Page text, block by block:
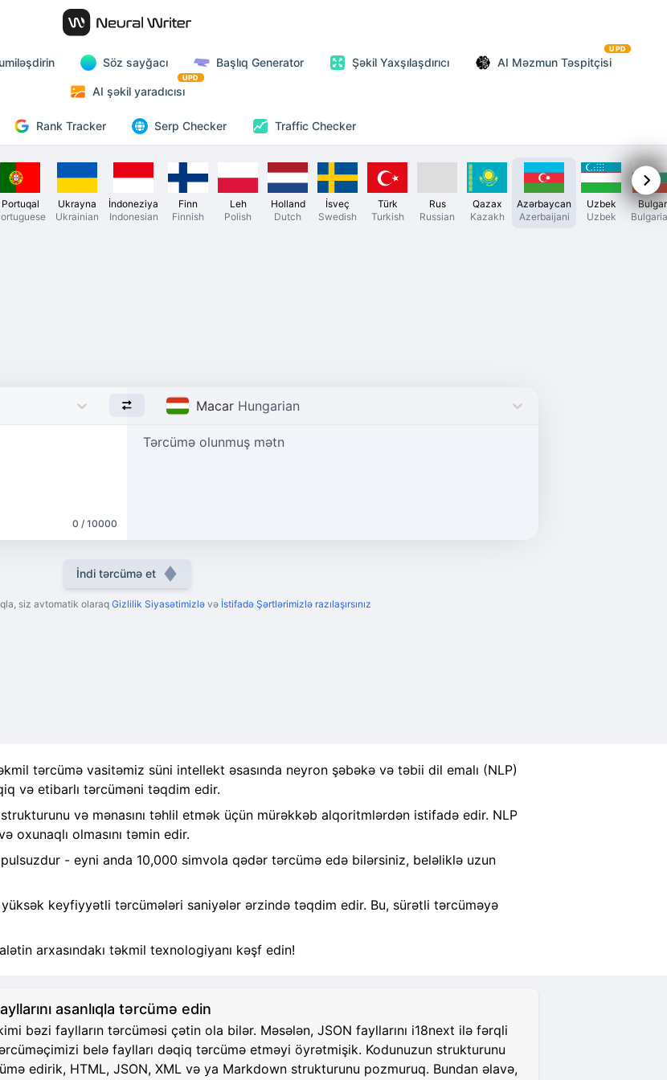
Söz sayğacı Başlıq Generator Şəkil Yaxşılaşdırıcı AI Məzmun Təspitçisi
UPD
AI şəkil yaradıcısı
UPD
Rank Tracker Serp Checker Traffic Checker
Portuqal
Ukrayna
Ukrainian
İndoneziya
Indonesian
Finn
Finnish
Leh
Polish
Holland
Dutch
İsveç
Swedish
Türk
Turkish
Rus
Russian
Qazax
Kazakh
Azərbaycan
Azerbaijani
Uzbek
Uzbek
Bulgar
Macar Hungarian
0 / 10000
Tərcümə olunmuş mətn
İndi tərcümə et
siz avtomatik olaraq Gizlilik Siyasətimizlə və İstifadə Şərtlərimizlə razılaşırsınız
tərcümə vasitəmiz süni intellekt əsasında neyron şəbəkə və təbii dil emalı (NLP)
və etibarlı tərcüməni təqdim edir.
və mənasını təhlil etmək üçün mürəkkəb alqoritmlərdən istifadə edir. NLP
oxunaqlı olmasını təmin edir.
- eyni anda 10,000 simvola qədər tərcümə edə bilərsiniz, beləliklə uzun
keyfiyyətli tərcümələri saniyələr ərzində təqdim edir. Bu, sürətli tərcüməyə
arxasındakı təkmil texnologiyanı kəşf edin!
asanlıqla tərcümə edin
bəzi faylların tərcüməsi çətin ola bilər. Məsələn, JSON fayllarını i18next ilə fərqli
belə faylları dəqiq tərcümə etməyi öyrətmişik. Kodunuzun strukturunu
edirik, HTML, JSON, XML və ya Markdown strukturunu pozmuruq. Bundan əlavə,